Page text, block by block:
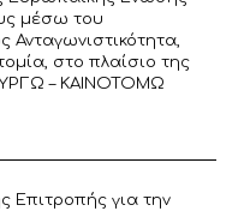
μέσω του
Ανταγωνιστικότητα,
στο πλαίσιο της
– ΚΑΙΝΟΤΟΜΩ
Επιτροπής για την